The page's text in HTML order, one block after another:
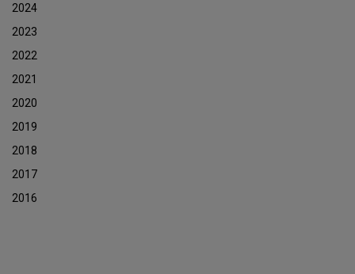
2024
2023
2022
2021
2020
2019
2018
2017
2016